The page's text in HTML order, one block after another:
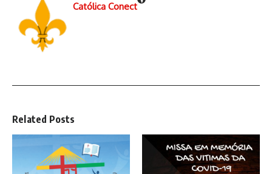
Católica Conect
Related Posts